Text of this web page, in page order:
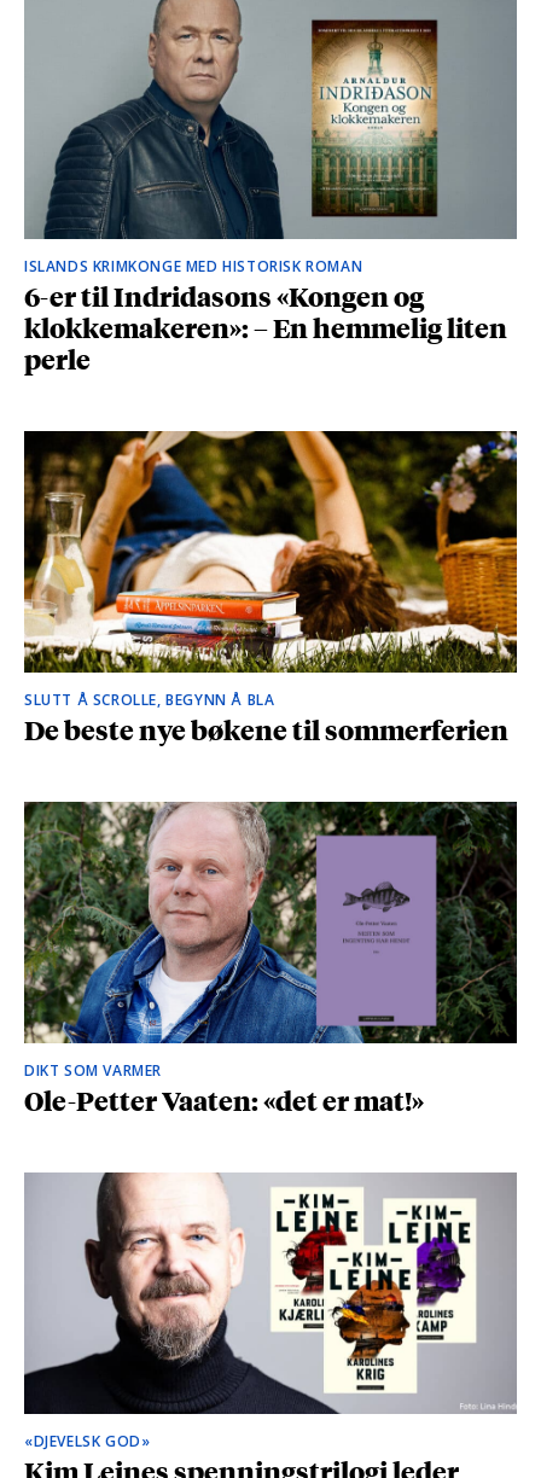
ISLANDS KRIMKONGE MED HISTORISK ROMAN
6-er til Indridasons «Kongen og
klokkemakeren»: – En hemmelig liten
perle
SLUTT Å SCROLLE, BEGYNN Å BLA
De beste nye bøkene til sommerferien
DIKT SOM VARMER
Ole-Petter Vaaten: «det er mat!»
«DJEVELSK GOD»
Kim Leines spenningstrilogi leder